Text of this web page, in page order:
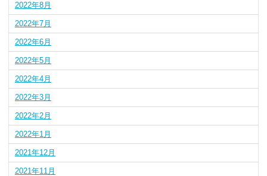
2022年8月
2022年7月
2022年6月
2022年5月
2022年4月
2022年3月
2022年2月
2022年1月
2021年12月
2021年11月